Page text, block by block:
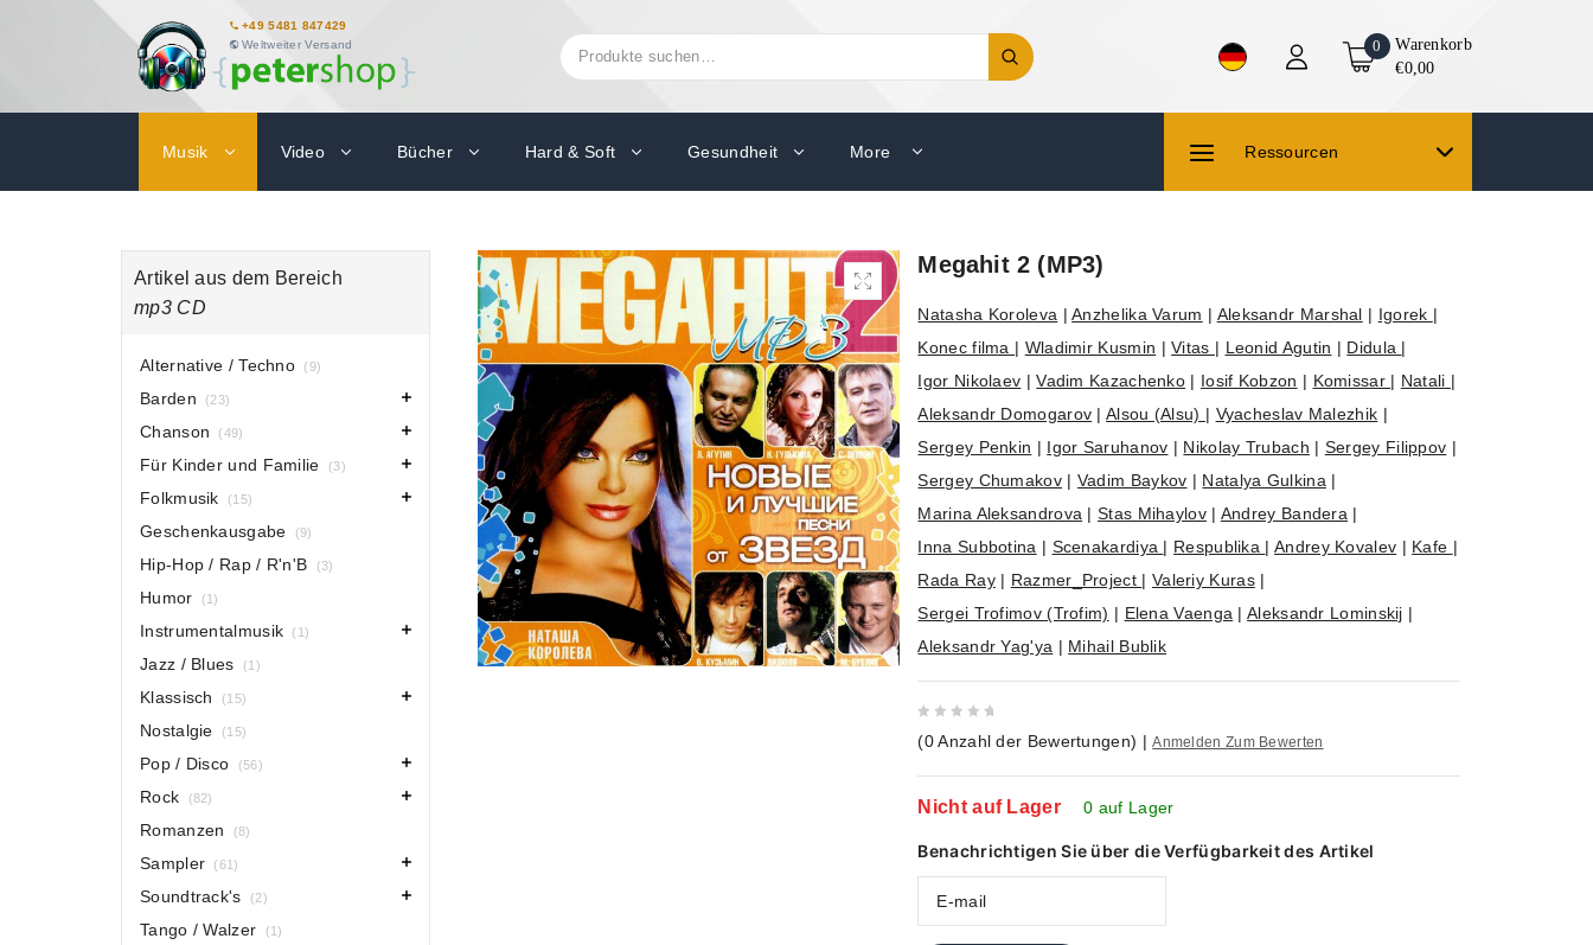
+49 5481 847429
Weltweiter Versand
Suchen
nach:
0
Warenkorb
€0,00
Musik Video Bücher Hard & Soft Gesundheit More Ressourcen
Megahit 2 (MP3)
Natasha Koroleva |Anzhelika Varum | Aleksandr Marshal | Igorek |
Konec filma | Wladimir Kusmin |Vitas | Leonid Agutin | Didula |
Igor Nikolaev |Vadim Kazachenko | Iosif Kobzon | Komissar | Natali |
Aleksandr Domogarov |Alsou (Alsu) | Vyacheslav Malezhik |
Sergey Penkin | Igor Saruhanov | Nikolay Trubach | Sergey Filippov |
Sergey Chumakov| Vadim Baykov | Natalya Gulkina |
Marina Aleksandrova |Stas Mihaylov| Andrey Bandera |
Inna Subbotina | Scenakardiya | Respublika |Andrey Kovalev | Kafe |
Rada Ray| Razmer_Project | Valeriy Kuras|
Sergei Trofimov (Trofim) | Elena Vaenga |Aleksandr Lominskij |
Aleksandr Yag'ya | Mihail Bublik
out
of
5
(0Anzahl der Bewertungen) | Anmelden Zum Bewerten
Nicht auf Lager 0 auf Lager
Benachrichtigen Sie über die Verfügbarkeit des Artikel
Artikel aus dem Bereich
mp3 CD
Alternative / Techno (9)
Barden (23)
Chanson (49)
Für Kinder und Familie (3)
Folkmusik (15)
Geschenkausgabe (9)
Hip-Hop / Rap / R'n'B (3)
Humor (1)
Instrumentalmusik (1)
Jazz / Blues (1)
Klassisch (15)
Nostalgie (15)
Pop / Disco (56)
Rock (82)
Romanzen (8)
Sampler (61)
Soundtrack's (2)
Tango / Walzer (1)